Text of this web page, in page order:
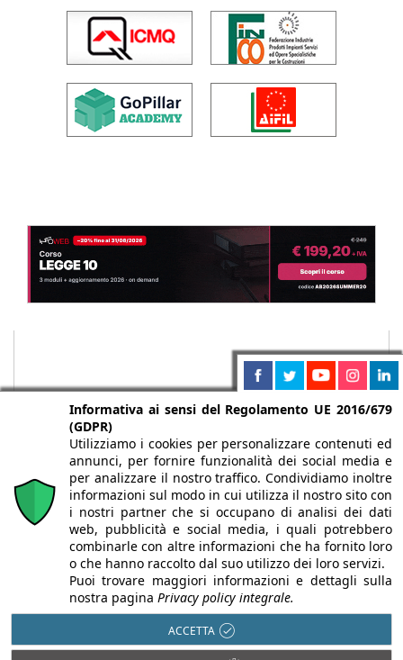
Chi siamo Autori Per la tua pubblicità
Iscriviti alla
newsletter
Infobuild è testata registrata presso il Tribunale di Milano al n° 63
Informativa ai sensi del Regolamento UE 2016/679
(GDPR)
Utilizziamo i cookies per personalizzare contenuti ed
annunci, per fornire funzionalità dei social media e
per analizzare il nostro traffico. Condividiamo inoltre
informazioni sul modo in cui utilizza il nostro sito con
i nostri partner che si occupano di analisi dei dati
web, pubblicità e social media, i quali potrebbero
combinarle con altre informazioni che ha fornito loro
o che hanno raccolto dal suo utilizzo dei loro servizi.
Puoi trovare maggiori informazioni e dettagli sulla
nostra pagina Privacy policy integrale.
ACCETTA